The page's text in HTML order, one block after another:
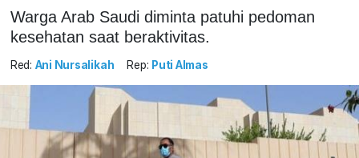
Warga Arab Saudi diminta patuhi pedoman
kesehatan saat beraktivitas.
Red: Ani Nursalikah Rep: Puti Almas